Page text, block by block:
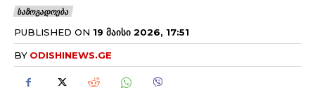
ᲡᲐᲖᲝᲒᲐᲓᲝᲔᲑᲐ
PUBLISHED ON 19 ᲛᲐᲘᲡᲘ 2026, 17:51
BY ODISHINEWS.GE